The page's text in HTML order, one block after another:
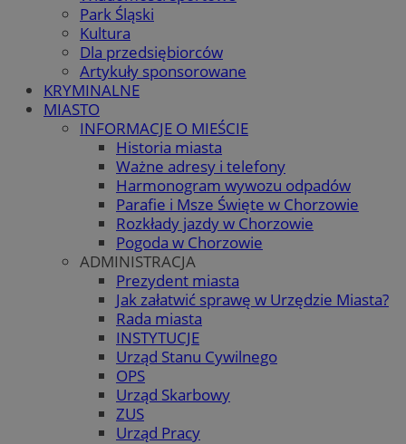
Park Śląski
Kultura
Dla przedsiębiorców
Artykuły sponsorowane
KRYMINALNE
MIASTO
INFORMACJE O MIEŚCIE
Historia miasta
Ważne adresy i telefony
Harmonogram wywozu odpadów
Parafie i Msze Święte w Chorzowie
Rozkłady jazdy w Chorzowie
Pogoda w Chorzowie
ADMINISTRACJA
Prezydent miasta
Jak załatwić sprawę w Urzędzie Miasta?
Rada miasta
INSTYTUCJE
Urząd Stanu Cywilnego
OPS
Urząd Skarbowy
ZUS
Urząd Pracy